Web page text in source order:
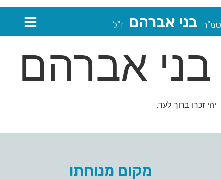
סמ"ר בני אברהם ז"ל
בני אברהם
יהי זכרו ברוך לעד.
מקום מנוחתו